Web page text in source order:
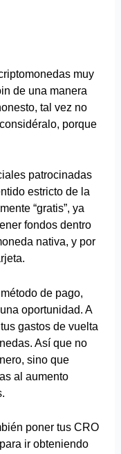
muy
de una manera
tal vez no
porque
patrocinadas
estricto de la
“gratis”, ya
fondos dentro
nativa, y por
de pago,
oportunidad. A
gastos de vuelta
Así que no
sino que
al aumento
poner tus CRO
ir obteniendo